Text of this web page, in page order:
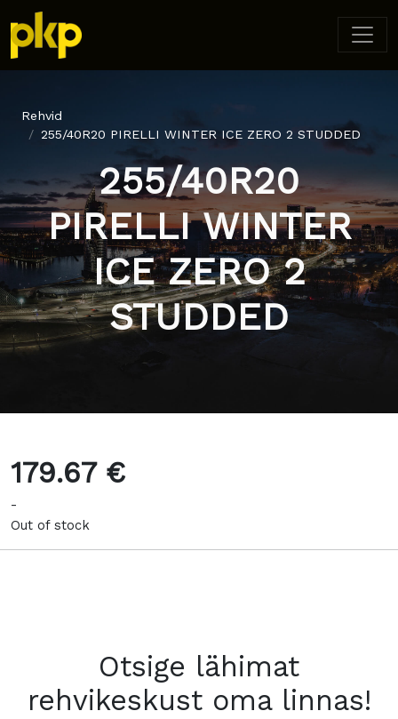
Rehvid
255/40R20 PIRELLI WINTER ICE ZERO 2 STUDDED
255/40R20
PIRELLI WINTER
ICE ZERO 2
STUDDED
179.67 €
-
Out of stock
Otsige lähimat
rehvikeskust oma linnas!